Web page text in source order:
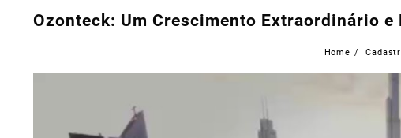
Ozonteck: Um Crescimento Extraordinário
Home